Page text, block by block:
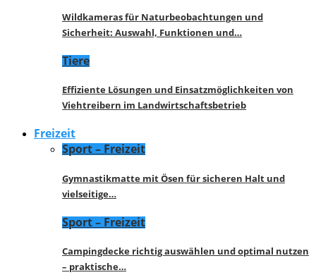
Wildkameras für Naturbeobachtungen und
Sicherheit: Auswahl, Funktionen und…
Tiere
Effiziente Lösungen und Einsatzmöglichkeiten von
Viehtreibern im Landwirtschaftsbetrieb
Freizeit
Sport – Freizeit
Gymnastikmatte mit Ösen für sicheren Halt und
vielseitige…
Sport – Freizeit
Campingdecke richtig auswählen und optimal nutzen
– praktische…